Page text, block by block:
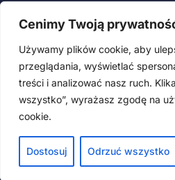
Cenimy Twoją
Używamy plików cookie, aby
przeglądania, wyświetlać
treści i analizować nasz ruch.
wszystko”, wyrażasz zgodę na
cookie.
Dostosuj Odrzuć wszystko
Dostawa i płatności
Zwroty i reklamacje
Regulamin
KONTAKT
500 600 700 (pn–pt 8:00–16:00)